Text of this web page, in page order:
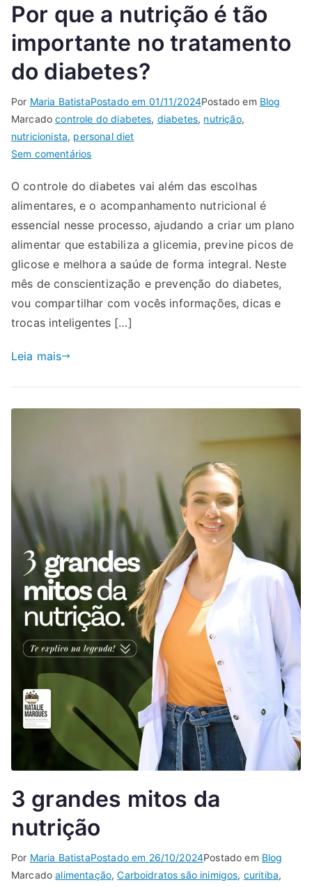
Por que a nutrição é tão
importante no tratamento
do diabetes?
Por Maria BatistaPostado em 01/11/2024Postado em Blog
Marcadocontrole do diabetes, diabetes, nutrição,
nutricionista, personal diet
Sem comentários
O controle do diabetes vai além das escolhas
alimentares, e o acompanhamento nutricional é
essencial nesse processo, ajudando a criar um plano
alimentar que estabiliza a glicemia, previne picos de
glicose e melhora a saúde de forma integral. Neste
mês de conscientização e prevenção do diabetes,
vou compartilhar com vocês informações, dicas e
trocas inteligentes […]
Leia mais
3 grandes mitos da
nutrição
Por Maria BatistaPostado em 26/10/2024Postado em Blog
Marcadoalimentação,Carboidratos são inimigos, curitiba,